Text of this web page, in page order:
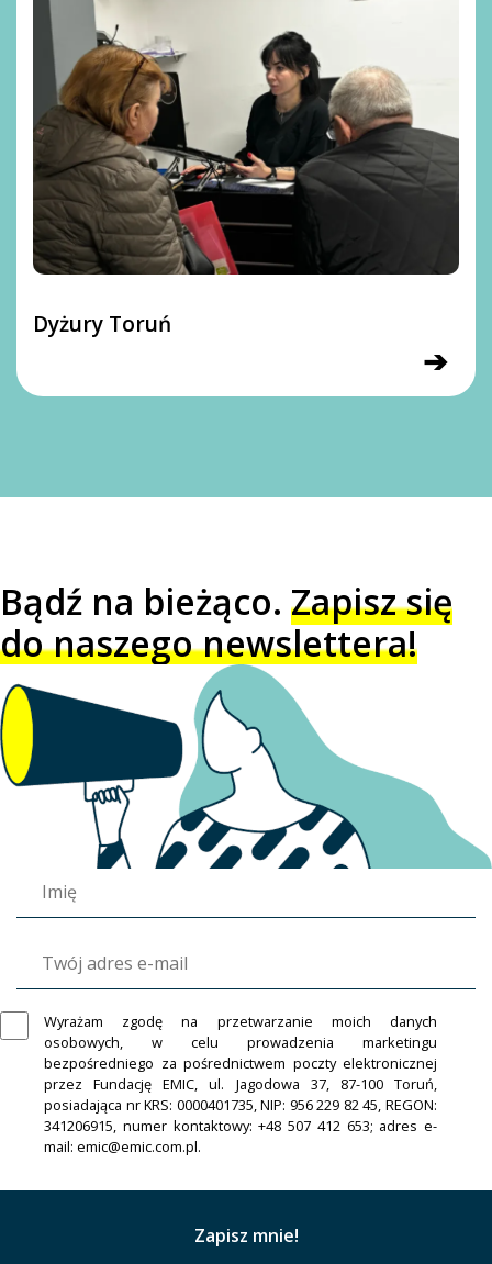
Dyżury Toruń
➔
Bądź na bieżąco. Zapisz się
do naszego newslettera!
Wyrażam zgodę na przetwarzanie moich danych
osobowych, w celu prowadzenia marketingu
bezpośredniego za pośrednictwem poczty elektronicznej
przez Fundację EMIC, ul. Jagodowa 37, 87-100 Toruń,
posiadająca nr KRS: 0000401735, NIP: 956 229 82 45, REGON:
341206915, numer kontaktowy: +48 507 412 653; adres e-
mail: emic@emic.com.pl.